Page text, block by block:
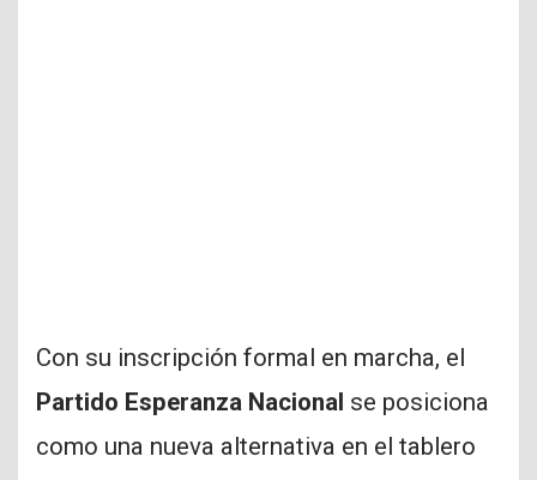
Con su inscripción formal en marcha, el
Partido Esperanza Nacional se posiciona
como una nueva alternativa en el tablero